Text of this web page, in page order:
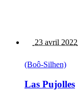
23 avril 2022
(Boô-Silhen)
Las Pujolles